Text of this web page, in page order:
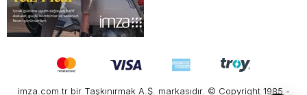
imza.com.tr bir Taşkınırmak A.Ş. markasıdır. © Copyright 1985 -